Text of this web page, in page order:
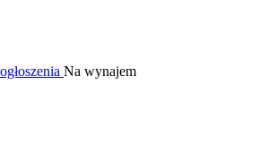
Na wynajem